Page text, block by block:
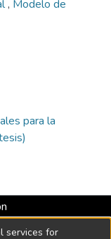
, Modelo de
para la
hasta 2026 -
services for